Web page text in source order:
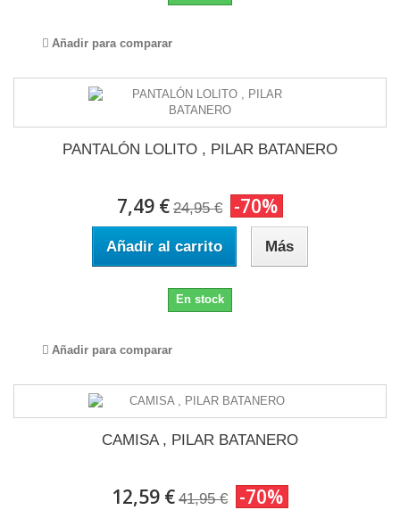
Añadir para comparar
PANTALÓN LOLITO , PILAR BATANERO
7,49 € 24,95 € -70%
Añadir al carrito Más
En stock
Añadir para comparar
CAMISA , PILAR BATANERO
12,59 € 41,95 € -70%